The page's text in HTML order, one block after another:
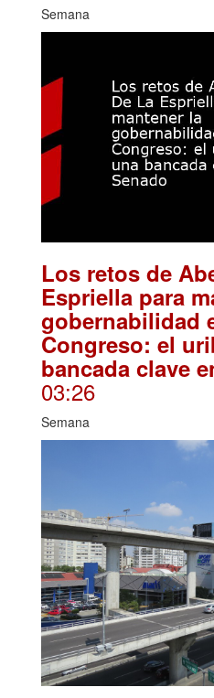
Semana
Los retos de
Espriella para
gobernabilidad
Congreso: el
bancada clave
03:26
Semana